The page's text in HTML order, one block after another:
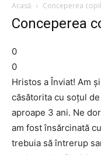
Acasă
Conceperea
Conceperea
0
0
Hristos a Înviat! Am
căsătorita cu soţul
aproape 3 ani. Ne
am fost însărcinată
trebuia să întrerup